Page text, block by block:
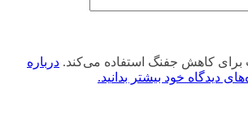
برای کاهش جفنگ استفاده می‌کند. درباره
دیدگاه خود بیشتر بدانید.